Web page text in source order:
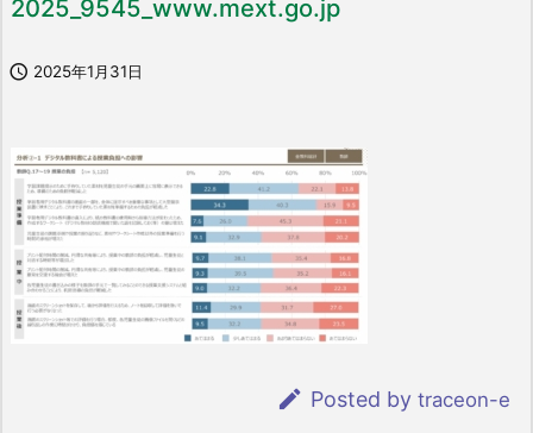
2025_9545_www.mext.go.jp
 2025年1月31日
 Posted by traceon-e